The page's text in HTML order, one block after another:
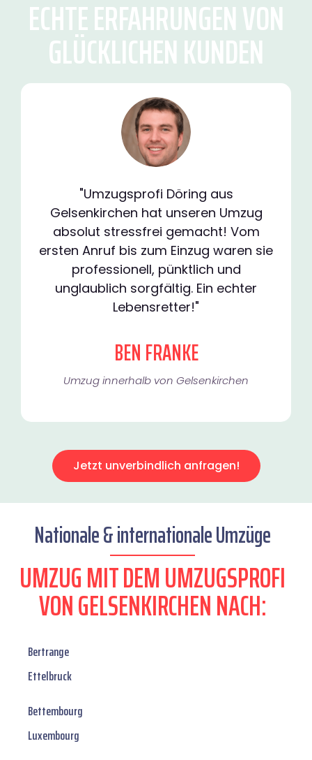
ECHTE ERFAHRUNGEN VON
GLÜCKLICHEN KUNDEN
"Umzugsprofi Döring aus
Gelsenkirchen hat unseren Umzug
absolut stressfrei gemacht! Vom
ersten Anruf bis zum Einzug waren sie
professionell, pünktlich und
unglaublich sorgfältig. Ein echter
Lebensretter!"
BEN FRANKE
Umzug innerhalb von Gelsenkirchen​
Jetzt unverbindlich anfragen!
Nationale & internationale Umzüge
UMZUG MIT DEM UMZUGSPROFI
VON GELSENKIRCHEN NACH:
Bertrange
Ettelbruck
Bettembourg
Luxembourg